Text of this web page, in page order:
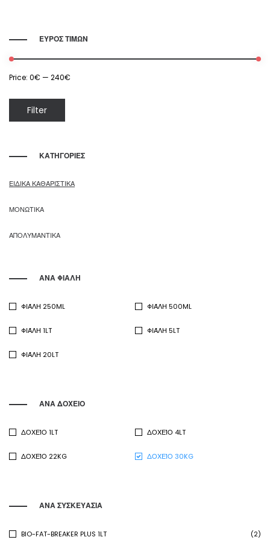
ΕΥΡΟΣ ΤΙΜΩΝ
price
price
Filter
Price: 0€ — 240€
ΚΑΤΗΓΟΡΙΕΣ
ΕΙΔΙΚΑ ΚΑΘΑΡΙΣΤΙΚΑ
ΜΟΝΩΤΙΚΑ
ΑΠΟΛΥΜΑΝΤΙΚΑ
ΑΝΑ ΦΙΑΛΗ
ΦΙΆΛΗ 250ML ΦΙΆΛΗ 500ML
ΦΙΆΛΗ 1LT ΦΙΆΛΗ 5LT
ΦΙΆΛΗ 20LT
ΑΝΑ ΔΟΧΕΙΟ
ΔΟΧΕΊΟ 1LT ΔΟΧΕΊΟ 4LT
ΔΟΧΕΊΟ 22KG ΔΟΧΕΊΟ 30KG
ΑΝΑ ΣΥΣΚΕΥΑΣΙΑ
BIO-FAT-BREAKER PLUS 1LT (2)